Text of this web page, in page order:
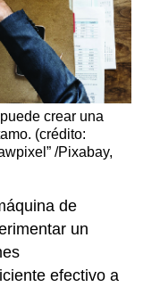
crear una
(crédito:
/Pixabay,
de
un
efectivo a